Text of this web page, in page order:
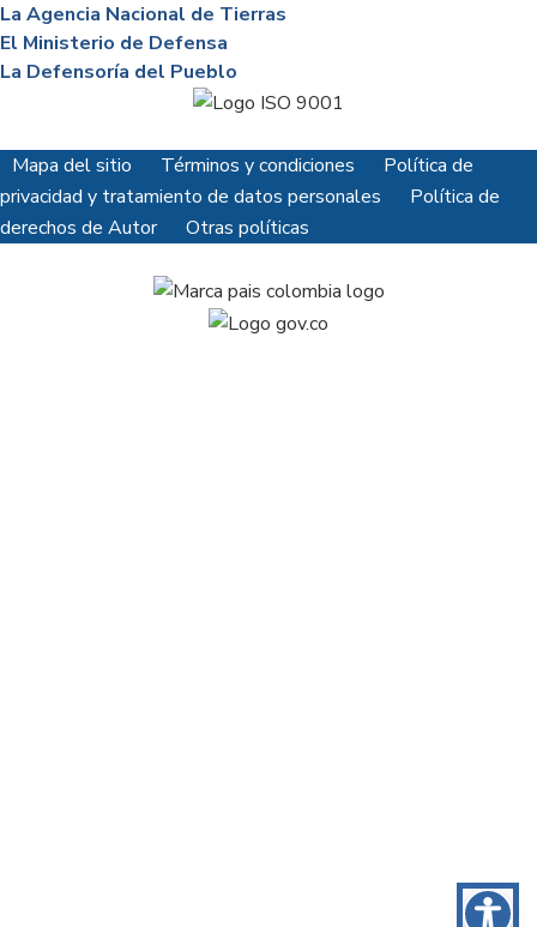
La Agencia Nacional de Tierras
El Ministerio de Defensa
La Defensoría del Pueblo
Mapa del sitio Términos y condiciones
Política de
privacidad y tratamiento de datos personales
Política de
derechos de Autor
Otras políticas